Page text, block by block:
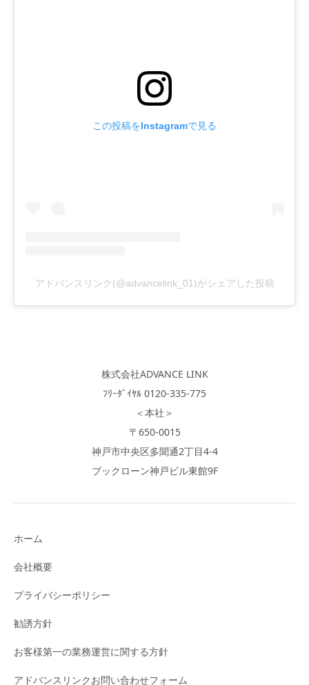
この投稿をInstagramで見る
アドバンスリンク(@advancelink_01)がシェアした投稿
株式会社ADVANCE LINK
ﾌﾘｰﾀﾞｲﾔﾙ 0120-335-775
＜本社＞
〒650-0015
神戸市中央区多聞通2丁目4-4
ブックローン神戸ビル東館9F
ホーム
会社概要
プライバシーポリシー
勧誘方針
お客様第一の業務運営に関する方針
アドバンスリンクお問い合わせフォーム